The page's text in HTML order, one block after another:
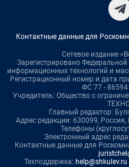
Контактные данные для
Сетевое издание
Зарегистрировано
информационных технологий и
Регистрационный номер и дата
ФС 77 - 86594
Учредитель: Общество с
Главный редактор:
Адрес редакции: 630099,
Телефоны
Электронный адрес
Контактные данные для
Техподдержка: help@shkulev.ru